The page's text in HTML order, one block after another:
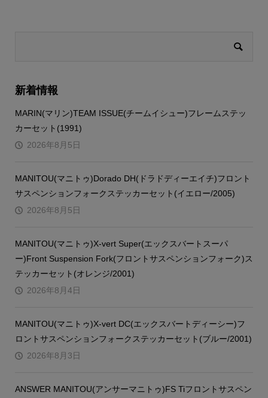
新着情報
MARIN(マリン)TEAM ISSUE(チームイシュー)フレームステッ
カーセット(1991)
2026年8月5日
MANITOU(マニトゥ)Dorado DH(ドラドディーエイチ)フロント
サスペンションフォークステッカーセット(イエロー/2005)
2026年8月5日
MANITOU(マニトゥ)X-vert Super(エックスバートスーパ
ー)Front Suspension Fork(フロントサスペンションフォーク)ス
テッカーセット(オレンジ/2001)
2026年8月4日
MANITOU(マニトゥ)X-vert DC(エックスバートディーシー)フ
ロントサスペンションフォークステッカーセット(ブルー/2001)
2026年8月3日
ANSWER MANITOU(アンサーマニトゥ)FS Tiフロントサスペン